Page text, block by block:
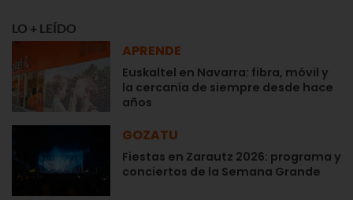
LO + LEÍDO
APRENDE
Euskaltel en Navarra: fibra, móvil y
la cercanía de siempre desde hace
años
GOZATU
Fiestas en Zarautz 2026: programa y
conciertos de la Semana Grande